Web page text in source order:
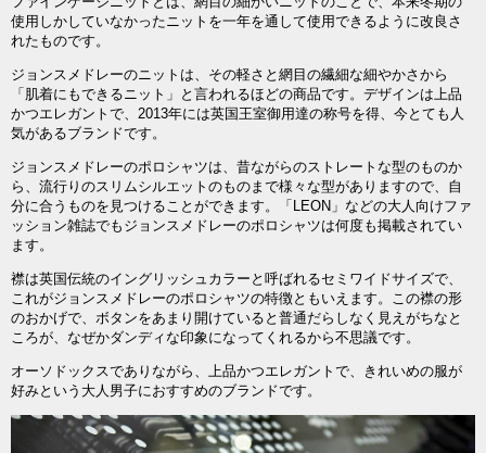
使用しかしていなかったニットを一年を通して使用できるように改良さ
れたものです。
ジョンスメドレーのニットは、その軽さと網目の繊細な細やかさから
「肌着にもできるニット」と言われるほどの商品です。デザインは上品
かつエレガントで、2013年には英国王室御用達の称号を得、今とても人
気があるブランドです。
ジョンスメドレーのポロシャツは、昔ながらのストレートな型のものか
ら、流行りのスリムシルエットのものまで様々な型がありますので、自
分に合うものを見つけることができます。「LEON」などの大人向けファ
ッション雑誌でもジョンスメドレーのポロシャツは何度も掲載されてい
ます。
襟は英国伝統のイングリッシュカラーと呼ばれるセミワイドサイズで、
これがジョンスメドレーのポロシャツの特徴ともいえます。この襟の形
のおかげで、ボタンをあまり開けていると普通だらしなく見えがちなと
ころが、なぜかダンディな印象になってくれるから不思議です。
オーソドックスでありながら、上品かつエレガントで、きれいめの服が
好みという大人男子におすすめのブランドです。